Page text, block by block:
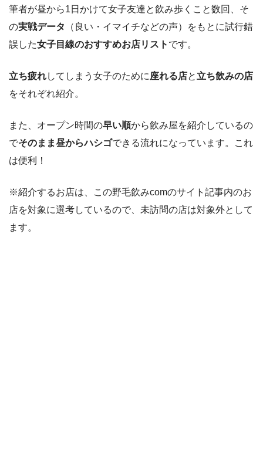
筆者が昼から1日かけて女子友達と飲み歩くこと数回、そ
の実戦データ
（良い・イマイチなどの声）をもとに試行錯
誤した女子目線のおすすめお店リスト です。
立ち疲れしてしまう女子のために座れる店と 立ち飲みの店
をそれぞれ紹介。
また、オープン時間の早い順から飲み屋を紹介しているの
でそのまま昼からハシゴできる流れになっています。これ
は便利！
※紹介するお店は、この野毛飲みcomのサイト記事内のお
店を対象に選考しているので、未訪問の店は対象外として
ます。